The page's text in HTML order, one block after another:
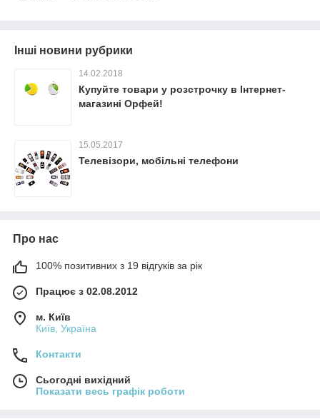
Інші новини рубрики
14.02.2018
Купуйте товари у розстрочку в Інтернет-
магазині Орфей!
15.05.2017
Телевізори, мобільні телефони
Про нас
100% позитивних з 19 відгуків за рік
Працює з 02.08.2012
м. Київ
Київ, Україна
Контакти
Сьогодні вихідний
Показати весь графік роботи